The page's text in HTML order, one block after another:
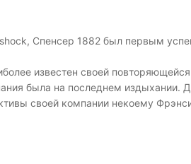
Спенсер 1882 был первым
известен своей
была на последнем
своей компании некоему